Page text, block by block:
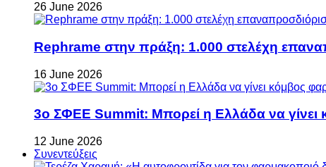
26 June 2026
Rephrame στην πράξη: 1.000 στελέχη
16 June 2026
3ο ΣΦΕΕ Summit: Μπορεί η Ελλάδα να γίνει
12 June 2026
Συνεντεύξεις